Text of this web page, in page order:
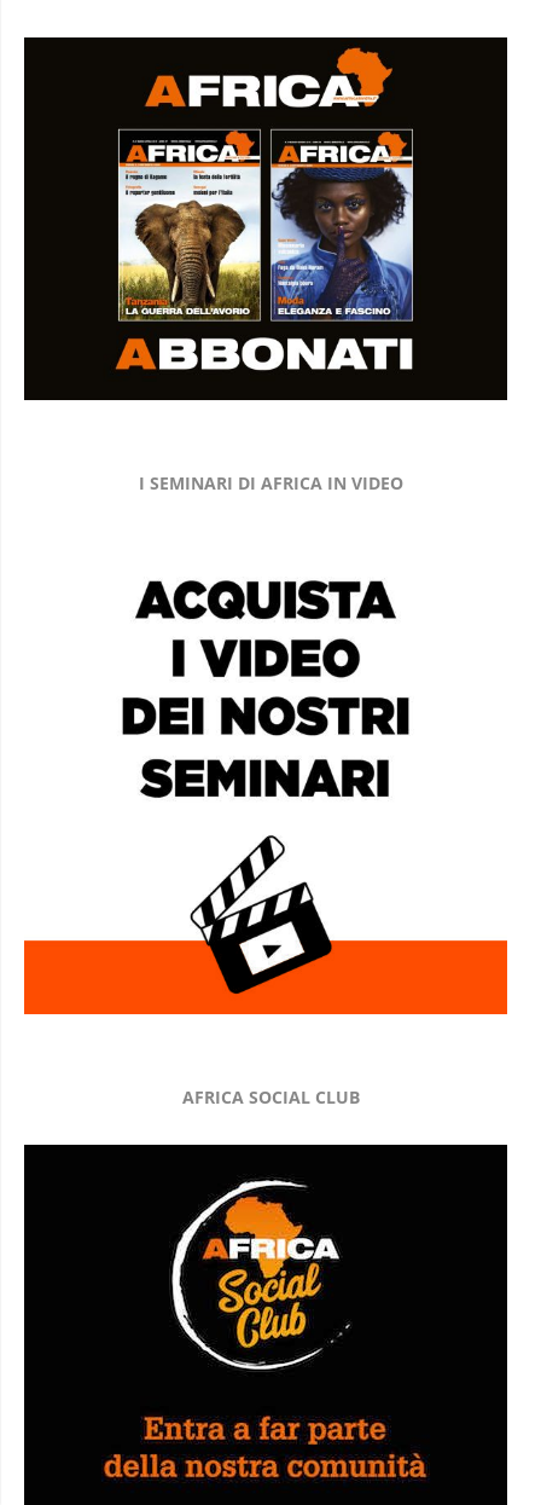
I SEMINARI DI AFRICA IN VIDEO
AFRICA SOCIAL CLUB